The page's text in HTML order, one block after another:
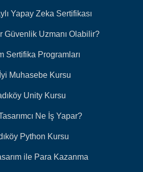
Yapay Zeka Sertifikası
Güvenlik Uzmanı Olabilir?
Sertifika Programları
Muhasebe Kursu
Unity Kursu
Ne İş Yapar?
Python Kursu
ile Para Kazanma